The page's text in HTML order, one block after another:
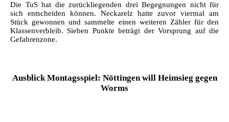
Die TuS hat die zurückliegenden drei Begegnungen nicht für
sich entscheiden können. Neckarelz hatte zuvor viermal am
Stück gewonnen und sammelte einen weiteren Zähler für den
Klassenverbleib. Sieben Punkte beträgt der Vorsprung auf die
Gefahrenzone.
Ausblick Montagsspiel: Nöttingen will Heimsieg gegen
Worms